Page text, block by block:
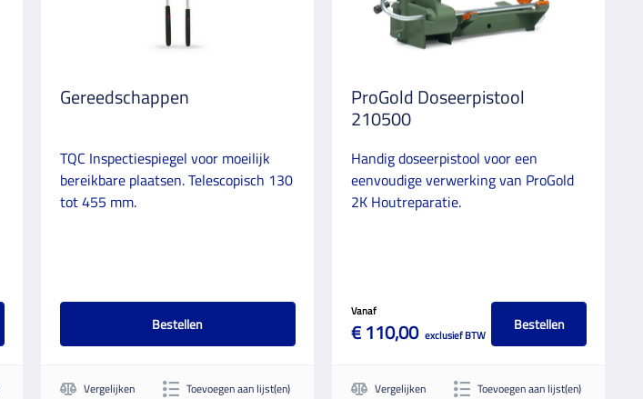
Gereedschappen
TQC Inspectiespiegel voor moeilijk
bereikbare plaatsen. Telescopisch 130
tot 455 mm.
Bestellen
Vergelijken Toevoegen aan lijst(en)
ProGold Doseerpistool
210500
Handig doseerpistool voor een
eenvoudige verwerking van ProGold
2K Houtreparatie.
Vanaf
€ 110,00 exclusief BTW
Bestellen
Vergelijken Toevoegen aan lijst(en)